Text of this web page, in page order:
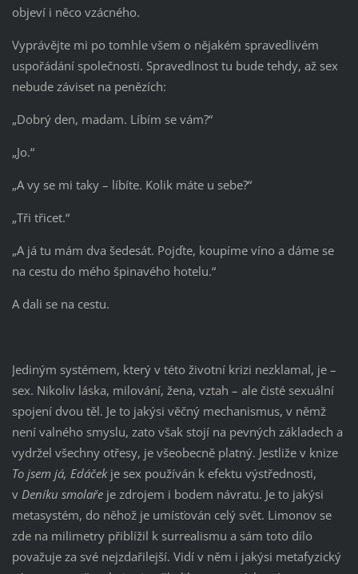
objeví i něco vzácného.
Vyprávějte mi po tomhle všem o nějakém spravedlivém
uspořádání společnosti. Spravedlnost tu bude tehdy, až sex
nebude záviset na penězích:
„Dobrý den, madam. Líbím se vám?“
„Jo.“
„A vy se mi taky – líbíte. Kolik máte u sebe?“
„Tři třicet.“
„A já tu mám dva šedesát. Pojďte, koupíme víno a dáme se
na cestu do mého špinavého hotelu.“
A dali se na cestu.
Jediným systémem, který v této životní krizi nezklamal, je –
sex. Nikoliv láska, milování, žena, vztah – ale čisté sexuální
spojení dvou těl. Je to jakýsi věčný mechanismus, v němž
není valného smyslu, zato však stojí na pevných základech a
vydržel všechny otřesy, je všeobecně platný. Jestliže v knize
To jsem já, Edáčekje sex používán k efektu výstřednosti,
v Deníku smolařeje zdrojem i bodem návratu. Je to jakýsi
metasystém, do něhož je umísťován celý svět. Limonov se
zde na milimetry přiblížil k surrealismu a sám toto dílo
považuje za své nejzdařilejší. Vidí v něm i jakýsi metafyzický